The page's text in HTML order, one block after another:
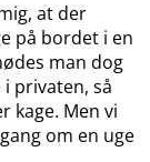
at der
på bordet i en
man dog
privaten, så
kage. Men vi
om en uge